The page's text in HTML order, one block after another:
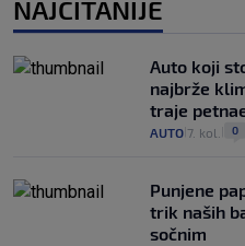
NAJČITANIJE
Auto koji
najbrže
traje
AUTO 7. kol. 0
Punjene
trik naših
sočnim